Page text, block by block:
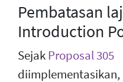
Pembatasan
Introduction
Sejak Proposal 305